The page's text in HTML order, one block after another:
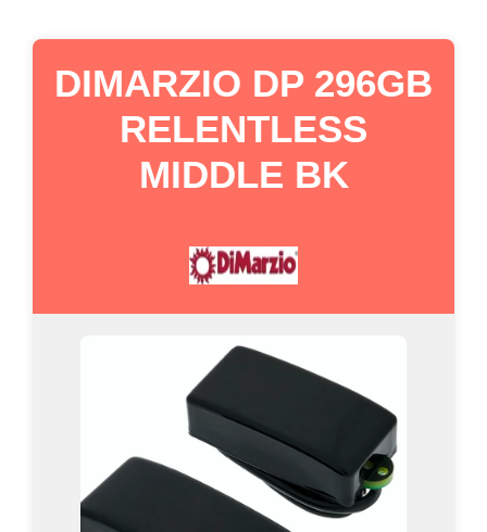
DIMARZIO DP 296GB
RELENTLESS
MIDDLE BK